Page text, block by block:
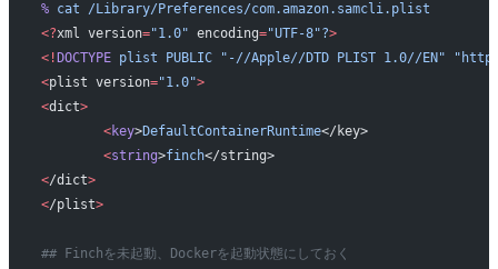
% cat /Library/Preferences/com.amazon.samcli.plist
<?xml version="1.0" encoding="UTF-8"?>
<! DOCTYPE plist PUBLIC "-//Apple//DTD PLIST 1.0//EN"
<plist version="1.0">
<dict>
	<
key>DefaultContainerRuntime</key>
	<
string>finch</string>
</dict>
</plist>
## Finchを未起動、Dockerを起動状態にしておく